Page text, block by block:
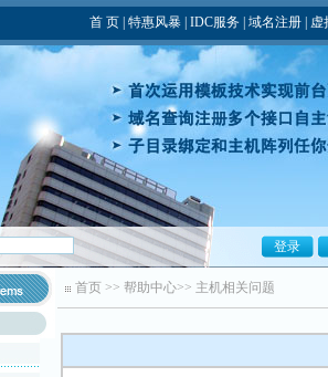
首 页 特惠风暴 IDC服务 域名注册 虚
首页 >> 帮助中心>> 主机相关问题